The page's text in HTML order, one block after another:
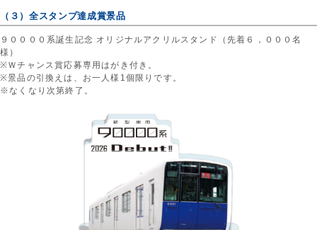
（３）全スタンプ達成賞景品
９００００系誕生記念 オリジナルアクリルスタンド（先着６，０００名
様）
※Ｗチャンス賞応募専用はがき付き。
※景品の引換えは、お一人様1個限りです。
※なくなり次第終了。